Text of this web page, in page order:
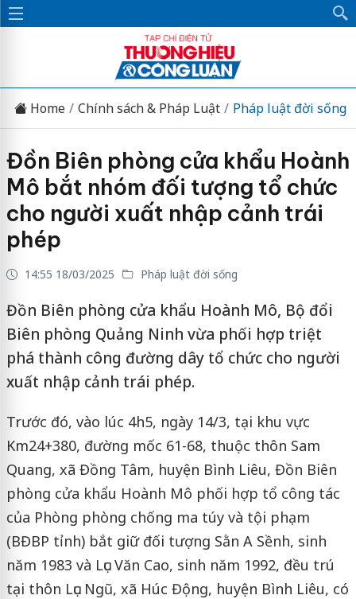
Home Chính sách & Pháp Luật Pháp luật đời sống
Đồn Biên phòng cửa khẩu Hoành
Mô bắt nhóm đối tượng tổ chức
cho người xuất nhập cảnh trái
phép
14:55 18/03/2025 Pháp luật đời sống
Đồn Biên phòng cửa khẩu Hoành Mô, Bộ đổi
Biên phòng Quảng Ninh vừa phối hợp triệt
phá thành công đường dây tổ chức cho người
xuất nhập cảnh trái phép.
Trước đó, vào lúc 4h5, ngày 14/3, tại khu vực
Km24+380, đường mốc 61-68, thuộc thôn Sam
Quang, xã Đồng Tâm, huyện Bình Liêu, Đồn Biên
phòng cửa khẩu Hoành Mô phối hợp tổ công tác
của Phòng phòng chống ma túy và tội phạm
(BĐBP tỉnh) bắt giữ đối tượng Sằn A Sềnh, sinh
năm 1983 và Lục Văn Cao, sinh năm 1992, đều trú
tại thôn Lục Ngũ, xã Húc Động, huyện Bình Liêu, có